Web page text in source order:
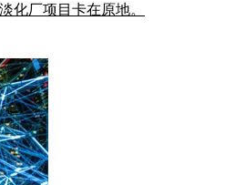
化厂项目卡在原地。